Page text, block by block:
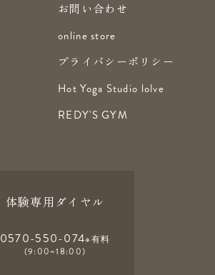
お問い合わせ
online store
プライバシーポリシー
Hot Yoga Studio lolve
REDY'S GYM
体験専用ダイヤル
0570-550-074※有料
(9:00~18:00)